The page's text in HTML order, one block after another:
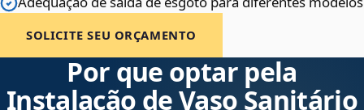
SOLICITE SEU ORÇAMENTO
Por que optar pela
Instalação de Vaso Sanitário